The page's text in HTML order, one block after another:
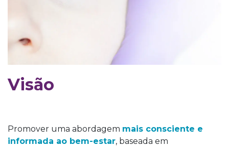
Visão
Promover uma abordagem mais consciente e
informada ao bem-estar, baseada em